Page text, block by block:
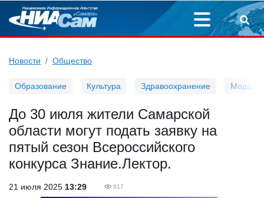
Новости Общество
Образование Культура Здравоохранение Мода
До 30 июля жители Самарской
области могут подать заявку на
пятый сезон Всероссийского
конкурса Знание.Лектор.
21 июля 2025 13:29 817